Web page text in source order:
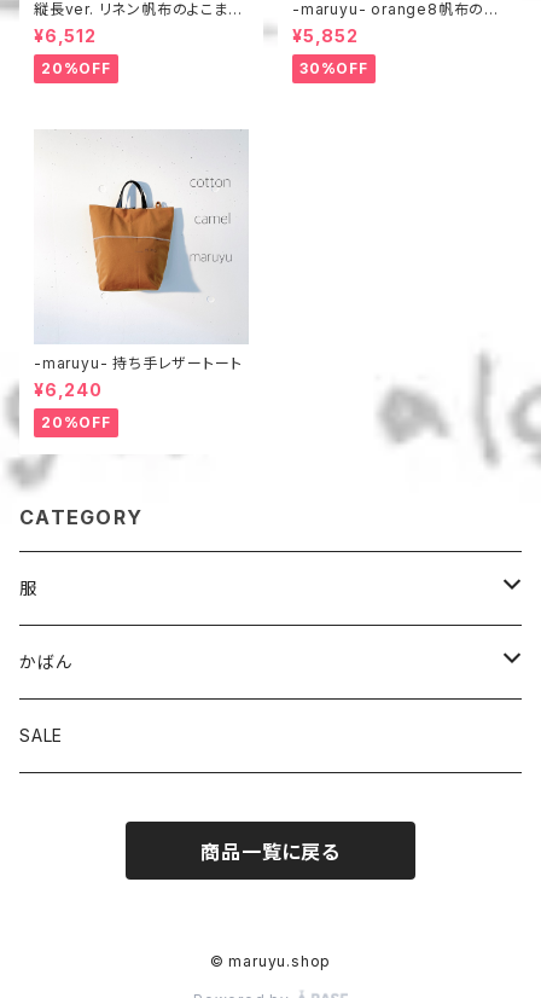
縦長ver. リネン帆布のよこまち
トート
¥6,512
20%OFF
-maruyu- orange8帆布のト
ート
¥5,852
30%OFF
-maruyu- 持ち手レザートート
¥6,240
20%OFF
CATEGORY
服
パンツ
スカート
かばん
トート
SALE
商品一覧に戻る
© maruyu.shop